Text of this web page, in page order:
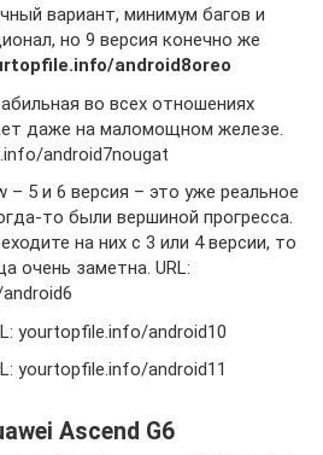
вариант, минимум багов и
но 9 версия конечно же
android8oreo
во всех отношениях
даже на маломощном железе.
android7nougat
– 5 и 6 версия – это уже реальное
то были вершиной прогресса.
на них с 3 или 4 версии, то
очень заметна. URL:
yourtopfile.info/android10
yourtopfile.info/android11
Ascend G6